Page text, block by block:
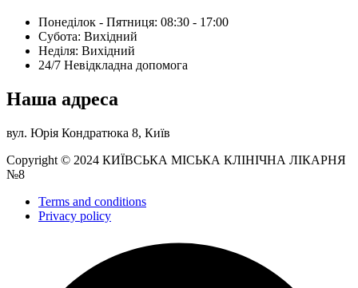
Понеділок - Пятниця: 08:30 - 17:00
Субота: Вихідний
Нeділя: Вихідний
24/7 Невідкладна допомога
Наша адреса
вул. Юрія Кондратюка 8, Київ
Copyright © 2024 КИЇВСЬКА МІСЬКА КЛІНІЧНА ЛІКАРНЯ
№8
Terms and conditions
Privacy policy